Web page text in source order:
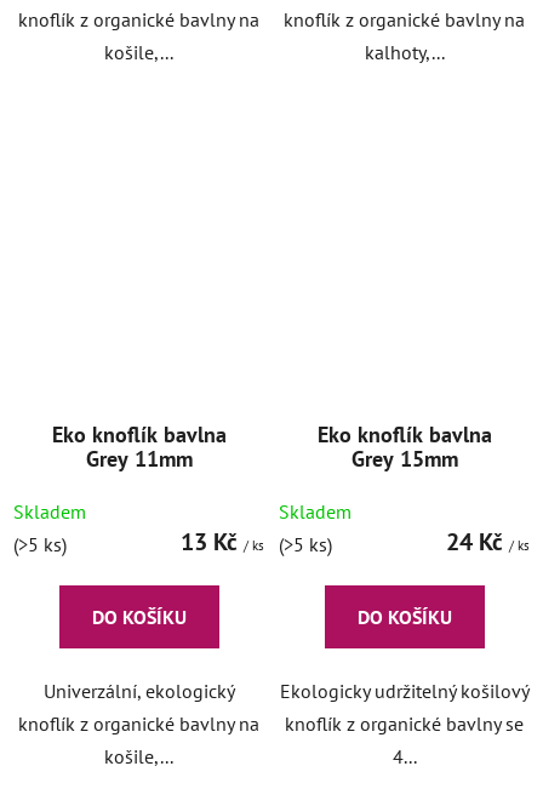
knoflík z organické bavlny na
košile,...
knoflík z organické bavlny na
kalhoty,...
Eko knoflík bavlna
Grey 11mm
Skladem
(>5 ks)
13 Kč / ks
DO KOŠÍKU
Univerzální, ekologický
knoflík z organické bavlny na
košile,...
Eko knoflík bavlna
Grey 15mm
Skladem
(>5 ks)
24 Kč / ks
DO KOŠÍKU
Ekologicky udržitelný košilový
knoflík z organické bavlny se
4...